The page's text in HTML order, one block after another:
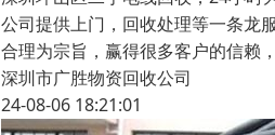
公司提供上门，回收处理等一条龙
合理为宗旨，赢得很多客户的信赖
深圳市广胜物资回收公司
24-08-06 18:21:01